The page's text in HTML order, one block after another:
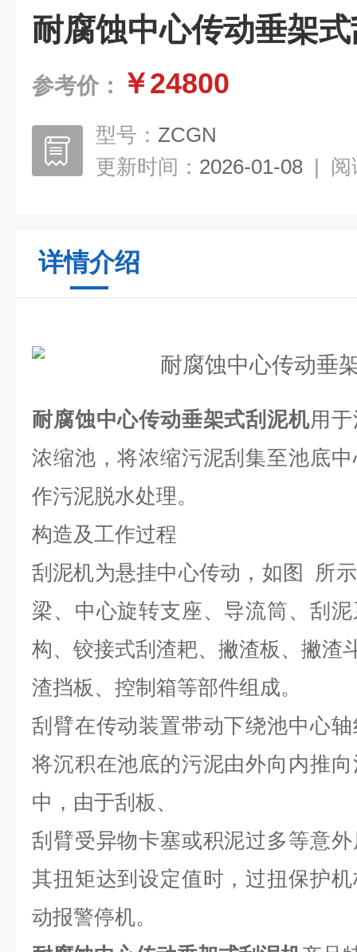
耐腐蚀中心传动垂架
参考价： ￥24800
型号： ZCGN
更新时间： 2026-01-08 | 阅
详情介绍
耐腐蚀中心传动垂架式刮泥机用
浓缩池，将浓缩污泥刮集至池底
作污泥脱水处理。
构造及工作过程
刮泥机为悬挂中心传动，如图 所
梁、中心旋转支座、导流筒、刮
构、铰接式刮渣耙、撇渣板、撇渣
渣挡板、控制箱等部件组成。
刮臂在传动装置带动下绕池中心
将沉积在池底的污泥由外向内推
中，由于刮板、
刮臂受异物卡塞或积泥过多等意
其扭矩达到设定值时，过扭保护
动报警停机。